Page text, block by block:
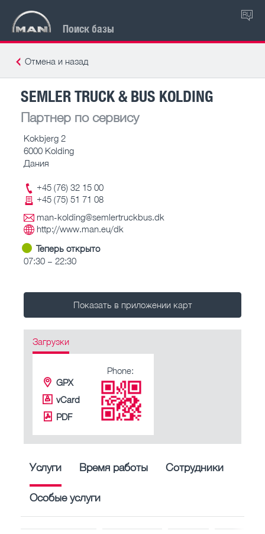
Поиск базы
RU
Отмена и назад
SEMLER TRUCK & BUS KOLDING
Партнер по сервису
Kokbjerg 2
6000 Kolding
Дания
+45 (76) 32 15 00
+45 (75) 51 71 08
man-kolding@semlertruckbus.dk
http://www.man.eu/dk
Теперь открыто
07:30 – 22:30
Показать в приложении карт
Загрузки
GPX
vCard
PDF
Phone:
Услуги Время работы Сотрудники
Особые услуги